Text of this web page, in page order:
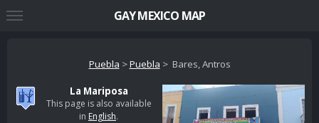
Puebla >Puebla > Bares, Antros
La Mariposa
This page is also available
in English.
GAY MEXICO MAP